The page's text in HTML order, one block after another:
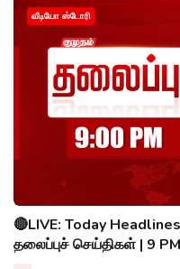
வீடியோ ஸ்டோரி
🔴LIVE: Today
தலைப்புச் செய்திகள் | 9